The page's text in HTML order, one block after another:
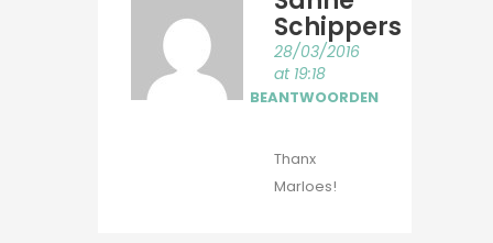
Schippers
28/03/2016
at 19:18
BEANTWOORDEN
Thanx
Marloes!